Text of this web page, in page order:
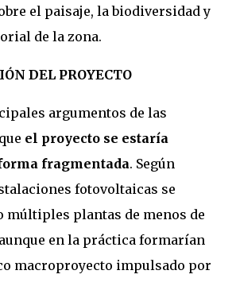
el paisaje, la biodiversidad y
de la zona.
DEL PROYECTO
argumentos de las
el proyecto se estaría
fragmentada. Según
fotovoltaicas se
múltiples plantas de menos de
en la práctica formarían
macroproyecto impulsado por